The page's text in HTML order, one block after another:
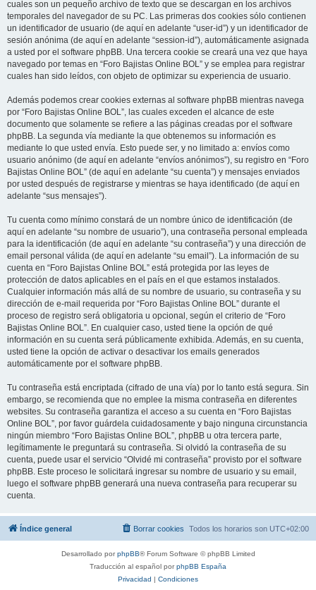
cuales son un pequeño archivo de texto que se descargan en los archivos
temporales del navegador de su PC. Las primeras dos cookies sólo contienen
un identificador de usuario (de aquí en adelante “user-id”) y un identificador de
sesión anónima (de aquí en adelante “session-id”), automáticamente asignada
a usted por el software phpBB. Una tercera cookie se creará una vez que haya
navegado por temas en “Foro Bajistas Online BOL” y se emplea para registrar
cuales han sido leídos, con objeto de optimizar su experiencia de usuario.
Además podemos crear cookies externas al software phpBB mientras navega
por “Foro Bajistas Online BOL”, las cuales exceden el alcance de este
documento que solamente se refiere a las páginas creadas por el software
phpBB. La segunda vía mediante la que obtenemos su información es
mediante lo que usted envía. Esto puede ser, y no limitado a: envíos como
usuario anónimo (de aquí en adelante “envíos anónimos”), su registro en “Foro
Bajistas Online BOL” (de aquí en adelante “su cuenta”) y mensajes enviados
por usted después de registrarse y mientras se haya identificado (de aquí en
adelante “sus mensajes”).
Tu cuenta como mínimo constará de un nombre único de identificación (de
aquí en adelante “su nombre de usuario”), una contraseña personal empleada
para la identificación (de aquí en adelante “su contraseña”) y una dirección de
email personal válida (de aquí en adelante “su email”). La información de su
cuenta en “Foro Bajistas Online BOL” está protegida por las leyes de
protección de datos aplicables en el país en el que estamos instalados.
Cualquier información más allá de su nombre de usuario, su contraseña y su
dirección de e-mail requerida por “Foro Bajistas Online BOL” durante el
proceso de registro será obligatoria u opcional, según el criterio de “Foro
Bajistas Online BOL”. En cualquier caso, usted tiene la opción de qué
información en su cuenta será públicamente exhibida. Además, en su cuenta,
usted tiene la opción de activar o desactivar los emails generados
automáticamente por el software phpBB.
Tu contraseña está encriptada (cifrado de una vía) por lo tanto está segura. Sin
embargo, se recomienda que no emplee la misma contraseña en diferentes
websites. Su contraseña garantiza el acceso a su cuenta en “Foro Bajistas
Online BOL”, por favor guárdela cuidadosamente y bajo ninguna circunstancia
ningún miembro “Foro Bajistas Online BOL”, phpBB u otra tercera parte,
legítimamente le preguntará su contraseña. Si olvidó la contraseña de su
cuenta, puede usar el servicio “Olvidé mi contraseña” provisto por el software
phpBB. Este proceso le solicitará ingresar su nombre de usuario y su email,
luego el software phpBB generará una nueva contraseña para recuperar su
cuenta.
Índice general Todos los horarios son UTC+02:00
Borrar cookies
Desarrollado porphpBB® Forum Software © phpBB Limited
Traducción al español porphpBB España
Privacidad | Condiciones